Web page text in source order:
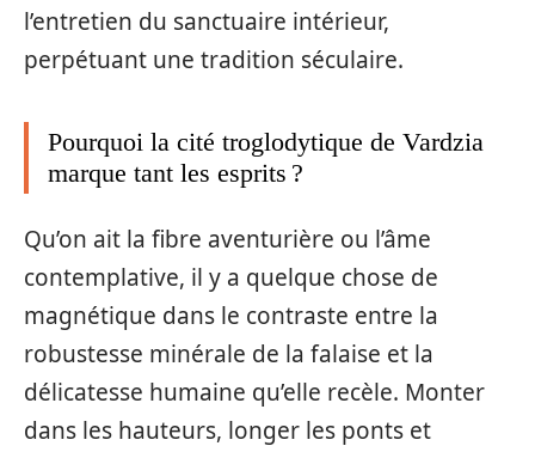
l’entretien du sanctuaire intérieur,
perpétuant une tradition séculaire.
Pourquoi la cité troglodytique de Vardzia
marque tant les esprits ?
Qu’on ait la fibre aventurière ou l’âme
contemplative, il y a quelque chose de
magnétique dans le contraste entre la
robustesse minérale de la falaise et la
délicatesse humaine qu’elle recèle. Monter
dans les hauteurs, longer les ponts et